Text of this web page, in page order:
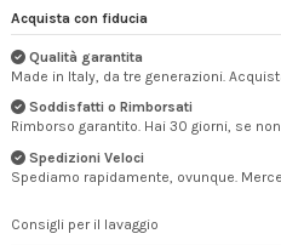
Acquista con fiducia
Qualità garantita
Made in Italy, da tre generazioni.
Soddisfatti o Rimborsati
Rimborso garantito. Hai 30 giorni, se
Spedizioni Veloci
Spediamo rapidamente, ovunque.
Consigli per il lavaggio